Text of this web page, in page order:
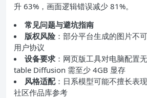
升 63%，画面逻辑错误减少 81%。
常见问题与避坑指南
版权风险 ：部分平台生成的图片不
用户协议
设备要求 ：网页版工具对电脑配置
table Diffusion 需至少 4GB 显存
风格适配：日系模型可能不擅长表
社区作品库参考